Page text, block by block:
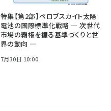
特集【第2部】ペロブスカイト太陽
電池の国際標準化戦略 ― 次世代
市場の覇権を握る基準づくりと世
界の動向 ―
7月30日 10:00